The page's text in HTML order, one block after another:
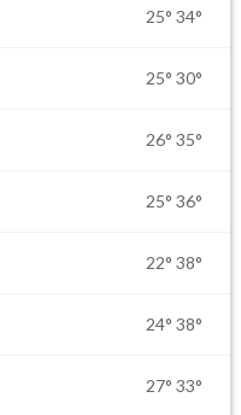
25° 34°
25° 30°
26° 35°
25° 36°
22° 38°
24° 38°
27° 33°